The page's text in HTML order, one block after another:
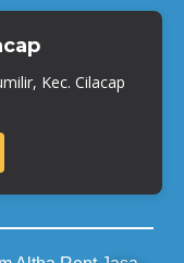
Kec. Cilacap